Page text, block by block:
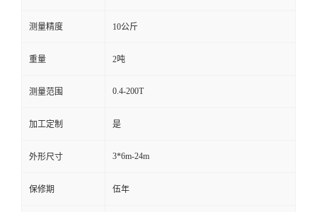
测量精度 10公斤
重量 2吨
测量范围 0.4-200T
加工定制 是
外形尺寸 3*6m-24m
保修期 伍年